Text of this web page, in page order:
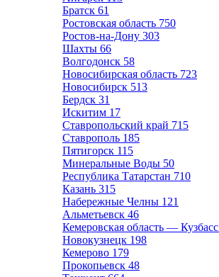
Братск 61
Ростовская область 750
Ростов-на-Дону 303
Шахты 66
Волгодонск 58
Новосибирская область 723
Новосибирск 513
Бердск 31
Искитим 17
Ставропольский край 715
Ставрополь 185
Пятигорск 115
Минеральные Воды 50
Республика Татарстан 710
Казань 315
Набережные Челны 121
Альметьевск 46
Кемеровская область — Кузбасс
Новокузнецк 198
Кемерово 179
Прокопьевск 48